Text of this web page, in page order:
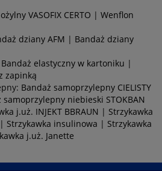
VASOFIX CERTO | Wenflon
dziany AFM | Bandaż dziany
Bandaż elastyczny w kartoniku |
zapinką
Bandaż samoprzylepny CIELISTY
samoprzylepny niebieski STOKBAN
j.uż. INJEKT BBRAUN | Strzykawka
| Strzykawka insulinowa | Strzykawka
j.uż. Janette